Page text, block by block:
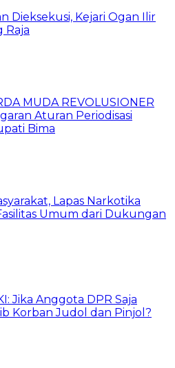
Dieksekusi, Kejari Ogan Ilir
Raja
MUDA REVOLUSIONER
Aturan Periodisasi
Bima
Lapas Narkotika
Umum dari Dukungan
Jika Anggota DPR Saja
Korban Judol dan Pinjol?